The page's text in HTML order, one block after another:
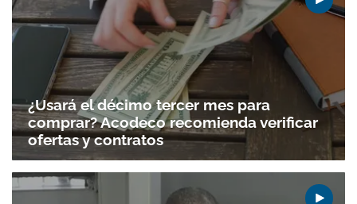
¿Usará el décimo tercer mes para
comprar? Acodeco recomienda verificar
ofertas y contratos